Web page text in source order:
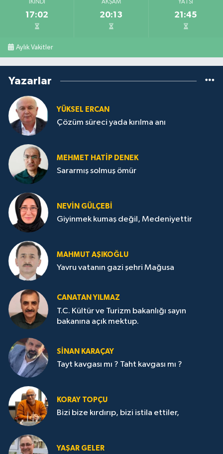
İKINDI
17:02
AKŞAM
20:13
YATSI
21:45
Aylık Vakitler
Yazarlar
YÜKSEL ERCAN
Çözüm süreci yada kırılma anı
MEHMET HATİP DENEK
Sararmış solmuş ömür
NEVİN GÜLÇEBİ
Giyinmek kumaş değil, Medeniyettir
MAHMUT AŞIKOĞLU
Yavru vatanın gazi şehri Mağusa
CANATAN YILMAZ
T.C. Kültür ve Turizm bakanlığı sayın
bakanına açık mektup.
SİNAN KARAÇAY
Tayt kavgası mı ? Taht kavgası mı ?
KORAY TOPÇU
Bizi bize kırdırıp, bizi istila ettiler,
YAŞAR GELER